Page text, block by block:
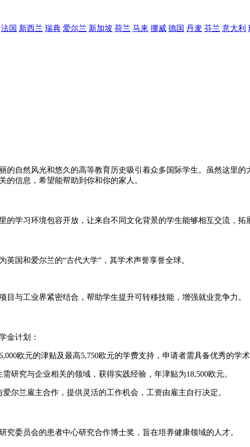
法国 新西兰 瑞典 爱尔兰 新加坡 荷兰 马来 挪威 德国 丹麦 芬兰 意大利
的自然风光和悠久的高等教育历史吸引着众多国际学生。虽然这里
信息，希望能帮助到你和你的家人。
的学习环境包容开放，让来自不同文化背景的学生能够相互交流，拓
国和爱尔兰的“古代大学”，其学术声誉享誉全球。
与工业界紧密结合，帮助学生提升可转移技能，增强就业竞争力。
金计划：
欧元的津贴及最高5,750欧元的学费支持，申请者需具备优秀的学
研究与企业相关的领域，获得实践经验，年津贴为18,500欧元。
尔兰雇主合作，提供灵活的工作机会，工资由雇主自行决定。
委员会的患者中心研究合作博士奖，旨在培养健康领域的人才。